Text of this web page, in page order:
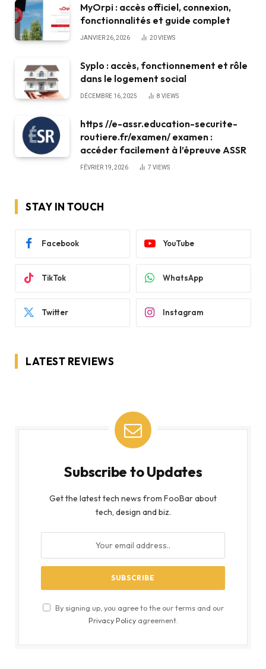
MyOrpi : accès officiel, connexion,
fonctionnalités et guide complet
JANVIER 26, 2026 20VIEWS
Syplo : accès, fonctionnement et rôle
dans le logement social
DÉCEMBRE 16, 2025 8 VIEWS
https //e-assr.education-securite-
routiere.fr/examen/ examen :
accéder facilement à l’épreuve ASSR
FÉVRIER 19, 2026 7 VIEWS
STAY IN TOUCH
Facebook YouTube
TikTok WhatsApp
Twitter Instagram
LATEST REVIEWS
Subscribe to Updates
Get the latest tech news from FooBar about
tech, design and biz.
By signing up, you agree to the our terms and our
Privacy Policyagreement.